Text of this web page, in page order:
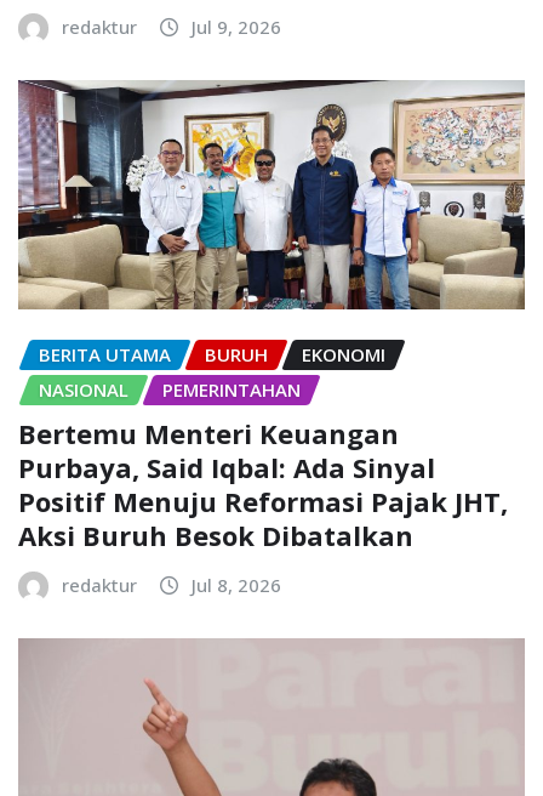
redaktur Jul 9, 2026
BERITA UTAMA BURUH
EKONOMI
NASIONAL
PEMERINTAHAN
Bertemu Menteri Keuangan
Purbaya, Said Iqbal: Ada Sinyal
Positif Menuju Reformasi Pajak JHT,
Aksi Buruh Besok Dibatalkan
redaktur Jul 8, 2026